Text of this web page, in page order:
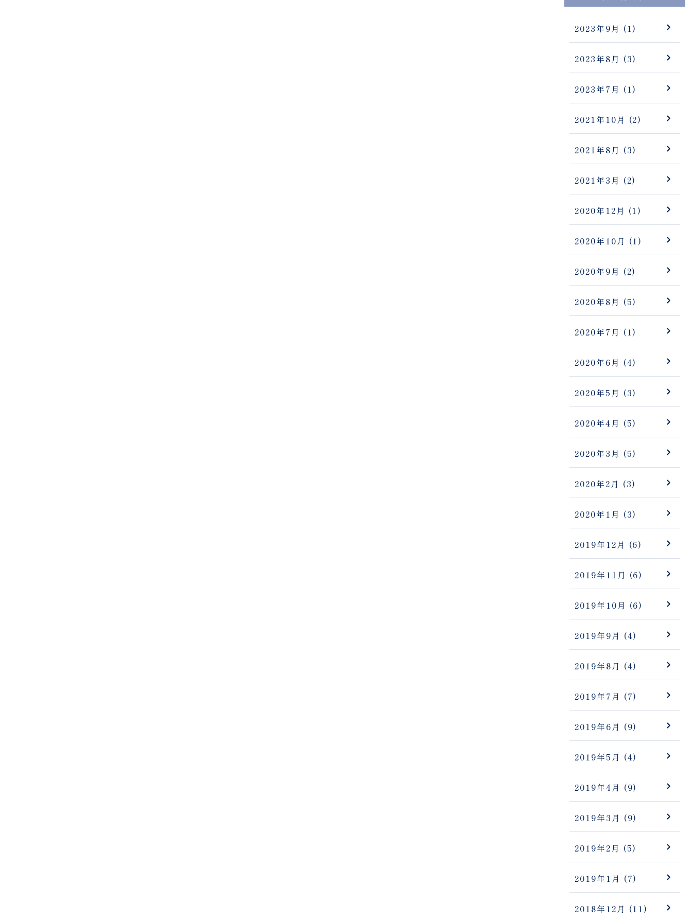
2023年9月 (1)
2023年8月 (3)
2023年7月 (1)
2021年10月 (2)
2021年8月 (3)
2021年3月 (2)
2020年12月 (1)
2020年10月 (1)
2020年9月 (2)
2020年8月 (5)
2020年7月 (1)
2020年6月 (4)
2020年5月 (3)
2020年4月 (5)
2020年3月 (5)
2020年2月 (3)
2020年1月 (3)
2019年12月 (6)
2019年11月 (6)
2019年10月 (6)
2019年9月 (4)
2019年8月 (4)
2019年7月 (7)
2019年6月 (9)
2019年5月 (4)
2019年4月 (9)
2019年3月 (9)
2019年2月 (5)
2019年1月 (7)
2018年12月 (11)